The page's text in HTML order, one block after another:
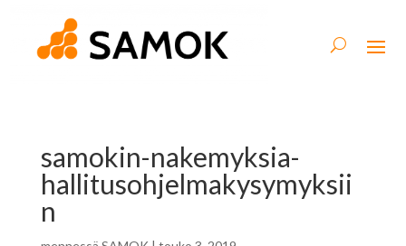
samokin-nakemyksia-
hallitusohjelmakysymyksii
n